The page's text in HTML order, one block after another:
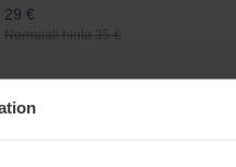
29 €
Normaali hinta 35 €
Dr. Ceuracle